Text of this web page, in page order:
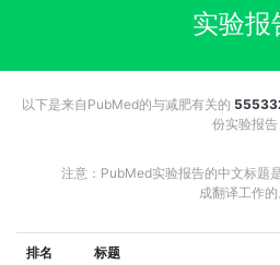
实验报
以下是来自PubMed的与减肥有关的
份实验报告
注意：PubMed实验报告的中文标题
成翻译工作的
排名 标题